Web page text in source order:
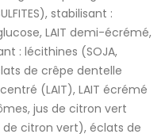
stabilisant :
LAIT demi-écrémé,
: lécithines (SOJA,
de crêpe dentelle
(LAIT), LAIT écrémé
jus de citron vert
citron vert), éclats de